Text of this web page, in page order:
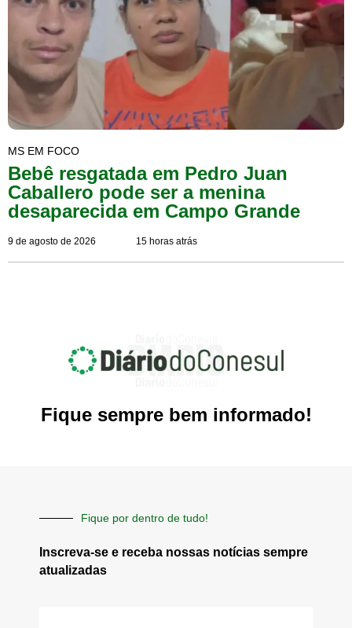
MS EM FOCO
Bebê resgatada em Pedro Juan
Caballero pode ser a menina
desaparecida em Campo Grande
9 de agosto de 2026 15 horas atrás
Fique sempre bem informado!
Fique por dentro de tudo!
Inscreva-se e receba nossas notícias sempre
atualizadas